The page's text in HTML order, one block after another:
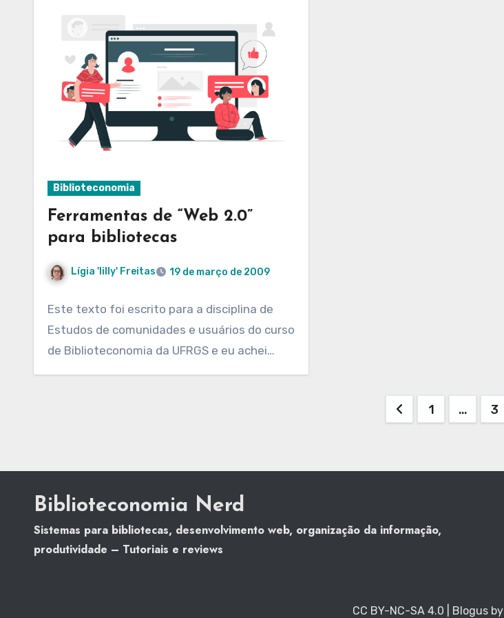
Biblioteconomia
Ferramentas de “Web 2.0”
para bibliotecas
Lígia 'lilly' Freitas 19 de março de 2009
Este texto foi escrito para a disciplina de
Estudos de comunidades e usuários do curso
de Biblioteconomia da UFRGS e eu achei…
Paginação
1 … 3
Biblioteconomia Nerd
Sistemas para bibliotecas, desenvolvimento web, organização da informação,
produtividade – Tutoriais e reviews
CC BY-NC-SA 4.0 Blogus by